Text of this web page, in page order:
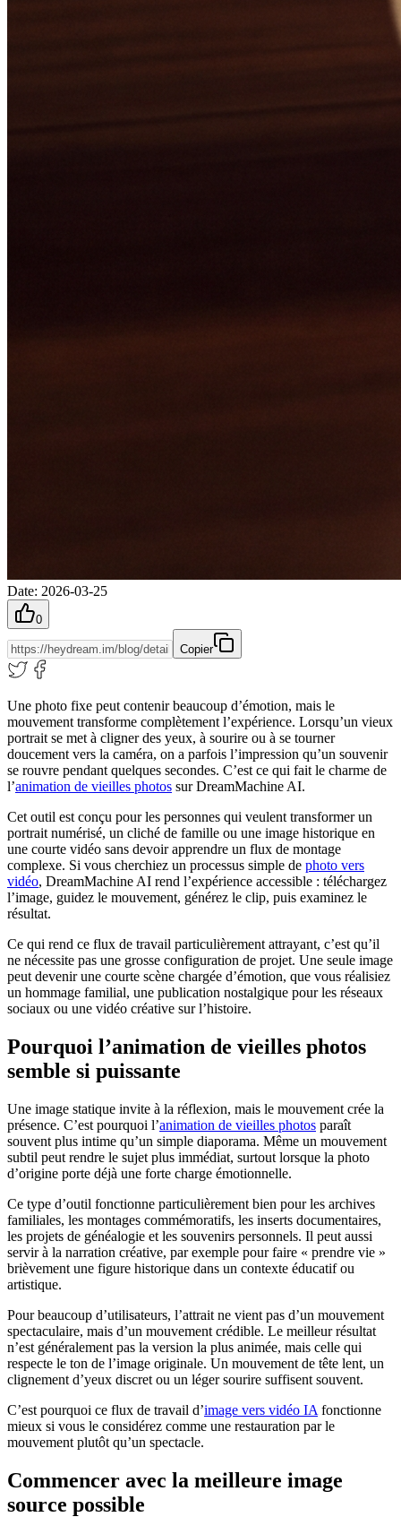
Date: 2026-03-25
0
Copier
Une photo fixe peut contenir beaucoup d’émotion, mais le
mouvement transforme complètement l’expérience. Lorsqu’un vieux
portrait se met à cligner des yeux, à sourire ou à se tourner
doucement vers la caméra, on a parfois l’impression qu’un souvenir
se rouvre pendant quelques secondes. C’est ce qui fait le charme de
l’animation de vieilles photos sur DreamMachine AI.
Cet outil est conçu pour les personnes qui veulent transformer un
portrait numérisé, un cliché de famille ou une image historique en
une courte vidéo sans devoir apprendre un flux de montage
complexe. Si vous cherchiez un processus simple de photo vers
vidéo, DreamMachine AI rend l’expérience accessible : téléchargez
l’image, guidez le mouvement, générez le clip, puis examinez le
résultat.
Ce qui rend ce flux de travail particulièrement attrayant, c’est qu’il
ne nécessite pas une grosse configuration de projet. Une seule image
peut devenir une courte scène chargée d’émotion, que vous réalisiez
un hommage familial, une publication nostalgique pour les réseaux
sociaux ou une vidéo créative sur l’histoire.
Pourquoi l’animation de vieilles photos
semble si puissante
Une image statique invite à la réflexion, mais le mouvement crée la
présence. C’est pourquoi l’animation de vieilles photos paraît
souvent plus intime qu’un simple diaporama. Même un mouvement
subtil peut rendre le sujet plus immédiat, surtout lorsque la photo
d’origine porte déjà une forte charge émotionnelle.
Ce type d’outil fonctionne particulièrement bien pour les archives
familiales, les montages commémoratifs, les inserts documentaires,
les projets de généalogie et les souvenirs personnels. Il peut aussi
servir à la narration créative, par exemple pour faire « prendre vie »
brièvement une figure historique dans un contexte éducatif ou
artistique.
Pour beaucoup d’utilisateurs, l’attrait ne vient pas d’un mouvement
spectaculaire, mais d’un mouvement crédible. Le meilleur résultat
n’est généralement pas la version la plus animée, mais celle qui
respecte le ton de l’image originale. Un mouvement de tête lent, un
clignement d’yeux discret ou un léger sourire suffisent souvent.
C’est pourquoi ce flux de travail d’image vers vidéo IA fonctionne
mieux si vous le considérez comme une restauration par le
mouvement plutôt qu’un spectacle.
Commencer avec la meilleure image
source possible